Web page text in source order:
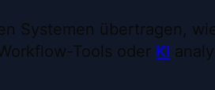
Systemen übertragen,
Tools oder KI